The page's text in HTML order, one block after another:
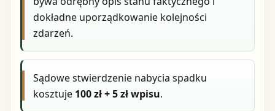
dokładne uporządkowanie kolejności
zdarzeń.
Sądowe stwierdzenie nabycia spadku
kosztuje 100 zł + 5 zł wpisu.